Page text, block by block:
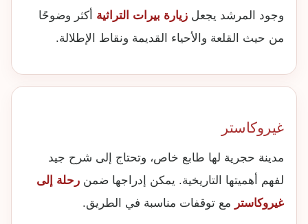
وجود المرشد يجعل زيارة بيرات التراثية أكثر وضوحًا
من حيث القلعة والأحياء القديمة ونقاط الإطلالة.
غيروكاستر
مدينة حجرية لها طابع خاص، وتحتاج إلى شرح جيد
لفهم أهميتها التاريخية. يمكن إدراجها ضمن رحلة إلى
غيروكاستر مع توقفات مناسبة في الطريق.